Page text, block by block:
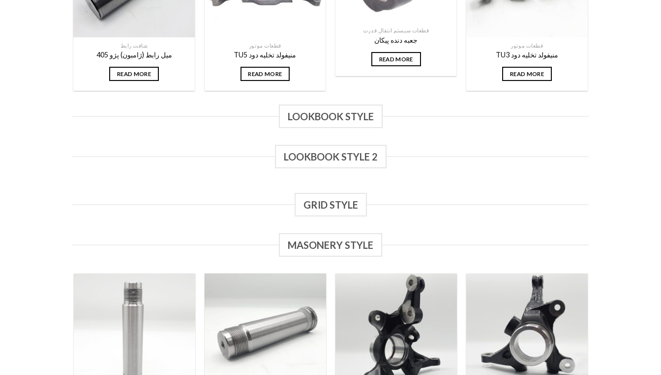
قطعات موتور
منیفولد تخلیه دود TU3
READ MORE
قطعات سیستم انتقال قدرت
جعبه دنده پیکان
READ MORE
قطعات موتور
منیفولد تخلیه دود TU5
READ MORE
شافت رابط
ميل رابط (ژامبون) پژو 405
READ MORE
LOOKBOOK STYLE
LOOKBOOK STYLE 2
GRID STYLE
MASONERY STYLE